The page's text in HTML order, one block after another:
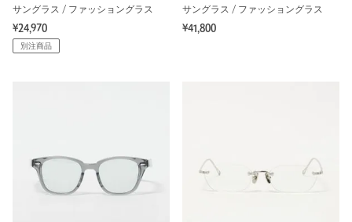
サングラス / ファッショングラス
¥24,970
別注商品
サングラス / ファッショングラス
¥41,800